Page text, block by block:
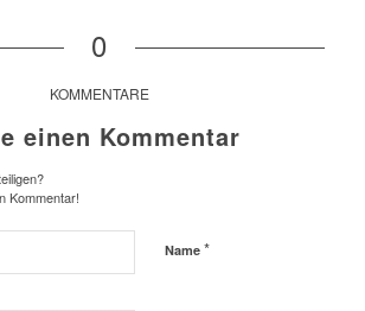
0
KOMMENTARE
einen Kommentar
Kommentar!
Name *